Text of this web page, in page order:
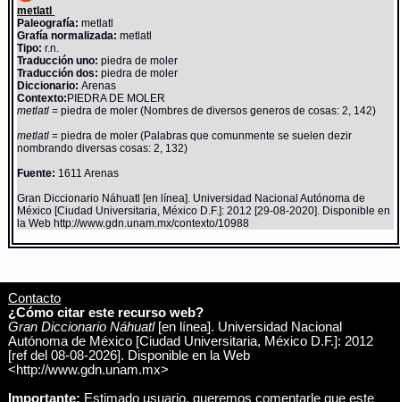
metlatl
Paleografía: metlatl
Grafía normalizada: metlatl
Tipo: r.n.
Traducción uno: piedra de moler
Traducción dos: piedra de moler
Diccionario:Arenas
Contexto: PIEDRA DE MOLER
metlatl= piedra de moler (Nombres de diversos generos de cosas: 2, 142)
metlatl= piedra de moler (Palabras que comunmente se suelen dezir
nombrando diversas cosas: 2, 132)
Fuente: 1611 Arenas
Gran Diccionario Náhuatl [en línea]. Universidad Nacional Autónoma de
México [Ciudad Universitaria, México D.F.]: 2012 [29-08-2020]. Disponible en
la Web http://www.gdn.unam.mx/contexto/10988
Contacto
¿Cómo citar este recurso web?
Gran Diccionario Náhuatl[en línea]. Universidad Nacional
Autónoma de México [Ciudad Universitaria, México D.F.]: 2012
[ref del 08-08-2026]. Disponible en la Web
<http://www.gdn.unam.mx>
Importante: Estimado usuario, queremos comentarle que este